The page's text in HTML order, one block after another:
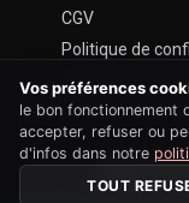
Une somme
160 ans, mais
l’acier : le numéro 1.
CGV
Politique de
Gestion des
© 2026 Cibles
Vos préférences
le bon fonctionnement
accepter, refuser ou
d'infos dans notre
TOUT